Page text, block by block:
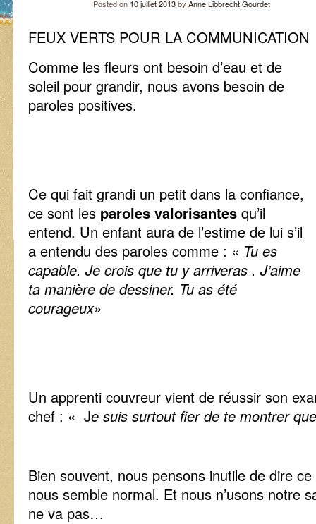
Posted on 10 juillet 2013by Anne Libbrecht Gourdet
FEUX VERTS POUR LA COMMUNICATION
Comme les fleurs ont besoin d’eau et de
soleil pour grandir, nous avons besoin de
paroles positives.
Ce qui fait grandi un petit dans la confiance,
ce sont les paroles valorisantes qu’il
entend. Un enfant aura de l’estime de lui s’il
a entendu des paroles comme : « Tu es
capable. Je crois que tu y arriveras . J’aime
ta manière de dessiner. Tu as été
courageux»
Un apprenti couvreur vient de réussir son
chef : « Je suis surtout fier de te montrer
Bien souvent, nous pensons inutile de dire
nous semble normal. Et nous n’usons notre
ne va pas…